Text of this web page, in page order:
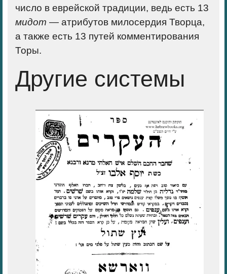
число в еврейской традиции, ведь есть 13
мидот — атрибутов милосердия Творца,
а также есть 13 путей комментирования
Торы.
Другие системы